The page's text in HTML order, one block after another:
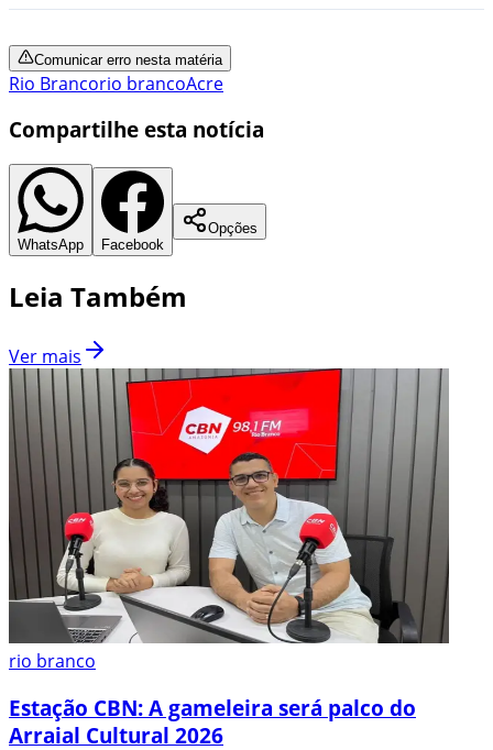
Comunicar erro nesta matéria
Rio Brancorio brancoAcre
Compartilhe esta notícia
WhatsApp Facebook
Opções
Leia Também
Ver mais
rio branco
Estação CBN: A gameleira será palco do
Arraial Cultural 2026